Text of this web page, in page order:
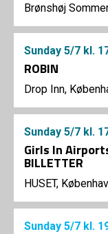
Brønshøj
Sunday 5/7 kl.
ROBIN
Drop Inn,
Sunday 5/7 kl.
Girls In
BILLETTER
HUSET,
Sunday 5/7 kl.